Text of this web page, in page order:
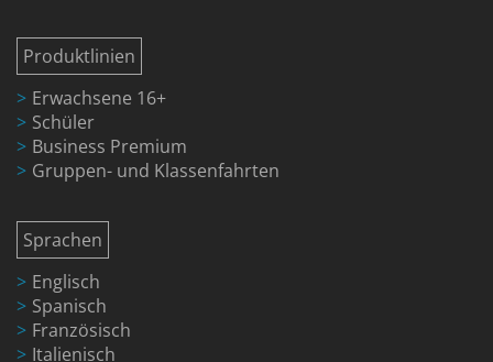
Produktlinien
Erwachsene 16+
Schüler
Business Premium
Gruppen- und Klassenfahrten
Sprachen
Englisch
Spanisch
Französisch
Italienisch